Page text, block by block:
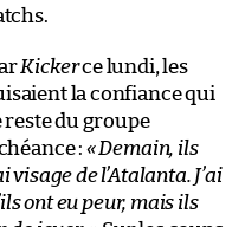
Kickerce lundi, les
la confiance qui
reste du groupe
: « Demain, ils
de l’Atalanta. J’ai
ont eu peur, mais ils